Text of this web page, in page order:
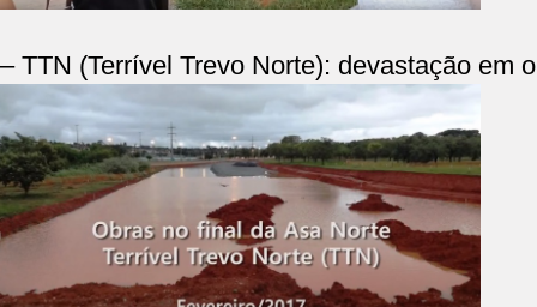
– TTN (Terrível Trevo Norte): devastação em